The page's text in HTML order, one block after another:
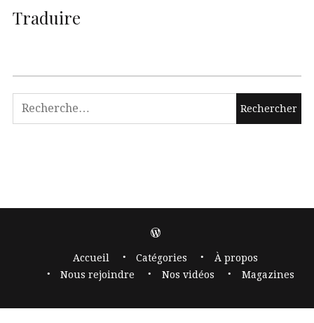
Traduire
Accueil Catégories
À propos
Nous rejoindre
Nos vidéos Magazines